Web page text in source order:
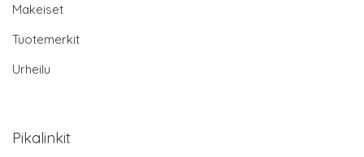
Makeiset
Tuotemerkit
Urheilu
Pikalinkit